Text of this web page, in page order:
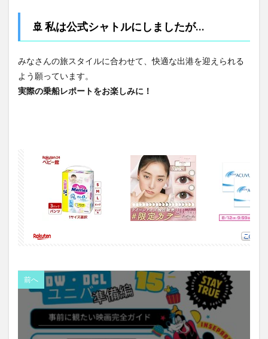
🚢 私は公式シャトルにしましたが…
みなさんの旅スタイルに合わせて、快適な出港を迎えられる
よう願っています。
実際の乗船レポートをお楽しみに！
前へ